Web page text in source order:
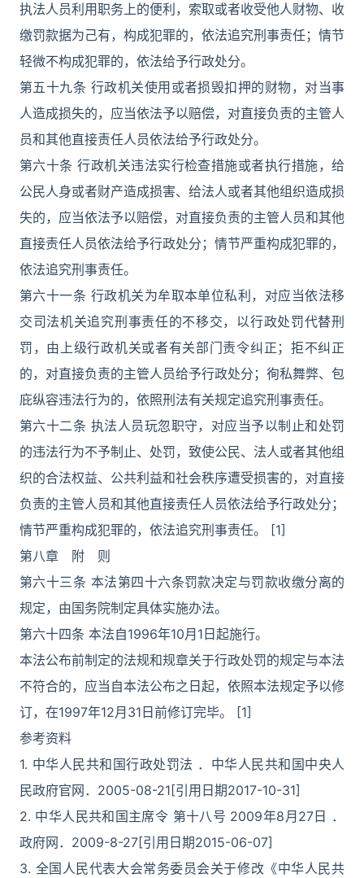
执法人员利用职务上的便利，索取或者收受他人财物、收
缴罚款据为己有，构成犯罪的，依法追究刑事责任；情节
轻微不构成犯罪的，依法给予行政处分。
第五十九条 行政机关使用或者损毁扣押的财物，对当事
人造成损失的，应当依法予以赔偿，对直接负责的主管人
员和其他直接责任人员依法给予行政处分。
第六十条 行政机关违法实行检查措施或者执行措施，给
公民人身或者财产造成损害、给法人或者其他组织造成损
失的，应当依法予以赔偿，对直接负责的主管人员和其他
直接责任人员依法给予行政处分；情节严重构成犯罪的，
依法追究刑事责任。
第六十一条 行政机关为牟取本单位私利，对应当依法移
交司法机关追究刑事责任的不移交，以行政处罚代替刑
罚，由上级行政机关或者有关部门责令纠正；拒不纠正
的，对直接负责的主管人员给予行政处分；徇私舞弊、包
庇纵容违法行为的，依照刑法有关规定追究刑事责任。
第六十二条 执法人员玩忽职守，对应当予以制止和处罚
的违法行为不予制止、处罚，致使公民、法人或者其他组
织的合法权益、公共利益和社会秩序遭受损害的，对直接
负责的主管人员和其他直接责任人员依法给予行政处分；
情节严重构成犯罪的，依法追究刑事责任。 [1]
第八章 附 则
第六十三条 本法第四十六条罚款决定与罚款收缴分离的
规定，由国务院制定具体实施办法。
第六十四条 本法自1996年10月1日起施行。
本法公布前制定的法规和规章关于行政处罚的规定与本法
不符合的，应当自本法公布之日起，依照本法规定予以修
订，在1997年12月31日前修订完毕。 [1]
参考资料
1. 中华人民共和国行政处罚法 ．中华人民共和国中央人
民政府官网．2005-08-21[引用日期2017-10-31]
2. 中华人民共和国主席令 第十八号 2009年8月27日 ．
政府网．2009-8-27[引用日期2015-06-07]
3. 全国人民代表大会常务委员会关于修改《中华人民共